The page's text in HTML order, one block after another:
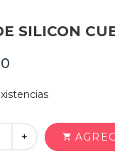
SILICON
+ shopping_cart